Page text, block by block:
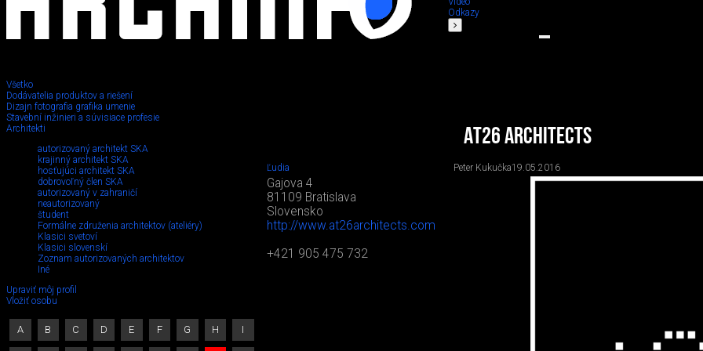
Odkazy
Všetko
Dodávatelia produktov a riešení
Dizajn fotografia grafika umenie
Stavební inžinieri a súvisiace profesie
Architekti
autorizovaný architekt SKA
krajinný architekt SKA
hosťujúci architekt SKA
dobrovoľný člen SKA
autorizovaný v zahraničí
neautorizovaný
študent
Formálne združenia architektov (ateliéry)
Klasici svetoví
Klasici slovenskí
Zoznam autorizovaných architektov
Iné
Upraviť môj profil
Vložiť osobu
A B C D E F G H I
AT26 architects
Ľudia Peter Kukučka19.05.2016
Gajova 4
81109 Bratislava
Slovensko
http://www.at26architects.com
+421 905 475 732